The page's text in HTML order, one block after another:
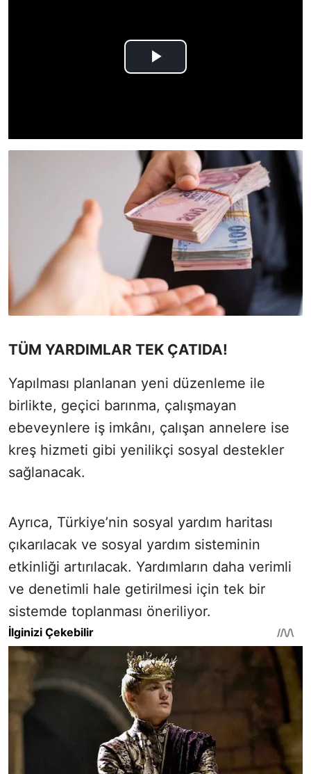
TÜM YARDIMLAR TEK ÇATIDA!
Yapılması planlanan yeni düzenleme ile
birlikte, geçici barınma, çalışmayan
ebeveynlere iş imkânı, çalışan annelere ise
kreş hizmeti gibi yenilikçi sosyal destekler
sağlanacak.
Ayrıca, Türkiye’nin sosyal yardım haritası
çıkarılacak ve sosyal yardım sisteminin
etkinliği artırılacak. Yardımların daha verimli
ve denetimli hale getirilmesi için tek bir
sistemde toplanması öneriliyor.